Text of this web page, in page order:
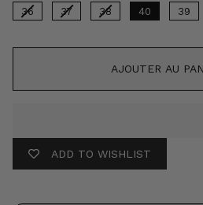
36 37 38 40 39
AJOUTER AU
ADD TO WISHLIST